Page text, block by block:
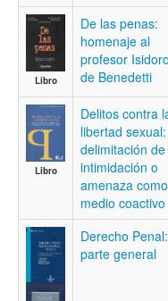
Libro
De las penas:
homenaje al
profesor Isidoro
de Benedetti
Libro
Delitos contra
libertad sexual:
delimitación
intimidación o
amenaza como
medio coactivo
Derecho Penal:
parte general